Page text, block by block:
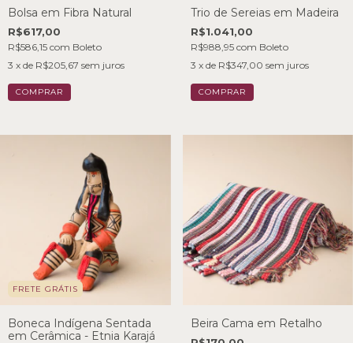
Bolsa em Fibra Natural
R$617,00
R$586,15 com Boleto
3 x de R$205,67 sem juros
Trio de Sereias em Madeira
R$1.041,00
R$988,95 com Boleto
3 x de R$347,00 sem juros
FRETE GRÁTIS
Boneca Indígena Sentada
em Cerâmica - Etnia Karajá
Beira Cama em Retalho